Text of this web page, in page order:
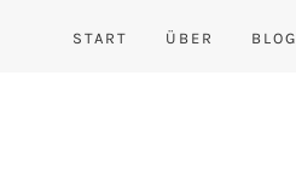
START ÜBER BLOG